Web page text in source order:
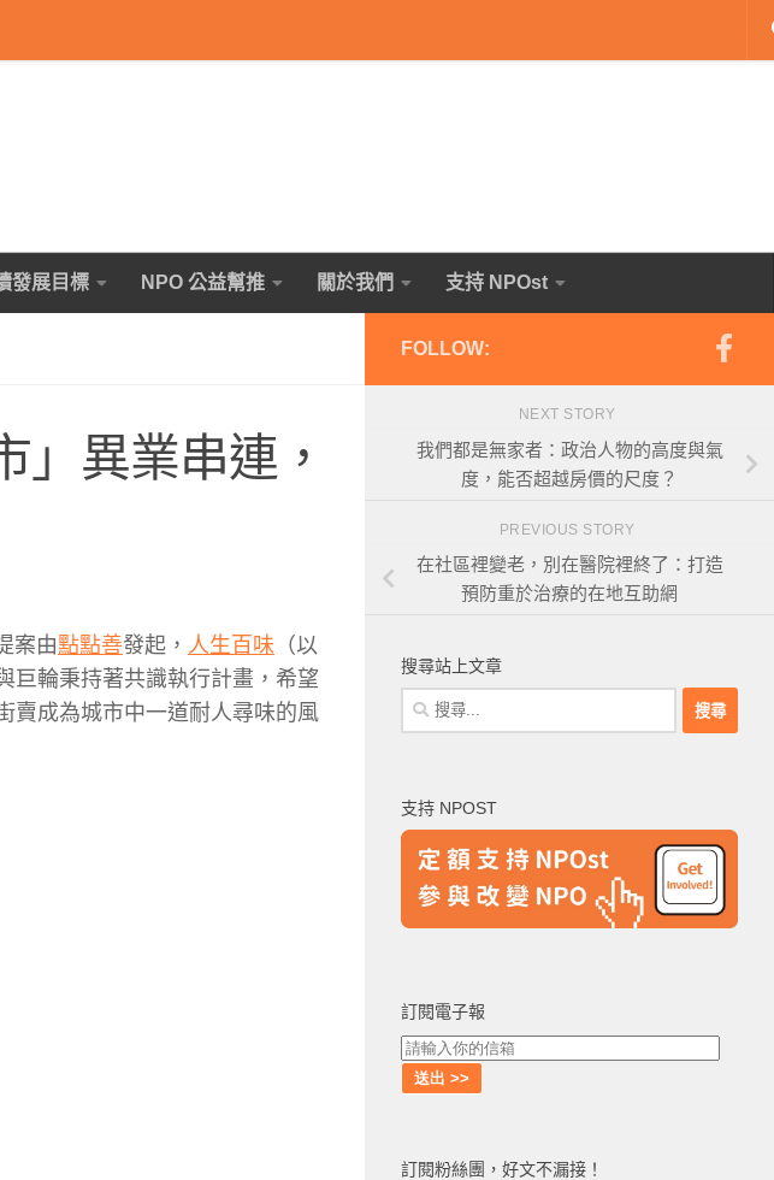
發展目標 NPO 公益幫推 關於我們 支持 NPOst
異業串連，
案由點點善發起， 人生百味 （以
巨輪秉持著共識執行計畫，希望
賣成為城市中一道耐人尋味的風
FOLLOW:
NEXT STORY
我們都是無家者：政治人物的高度與氣
度，能否超越房價的尺度？
PREVIOUS STORY
在社區裡變老，別在醫院裡終了：打造
預防重於治療的在地互助網
搜尋站上文章
搜
尋
字:
支持 NPOST
訂閱電子報
訂閱粉絲團，好文不漏接！